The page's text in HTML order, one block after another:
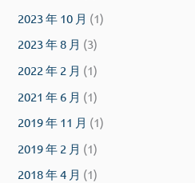
2023 年 10 月 (1)
2023 年 8 月 (3)
2022 年 2 月 (1)
2021 年 6 月 (1)
2019 年 11 月 (1)
2019 年 2 月 (1)
2018 年 4 月 (1)